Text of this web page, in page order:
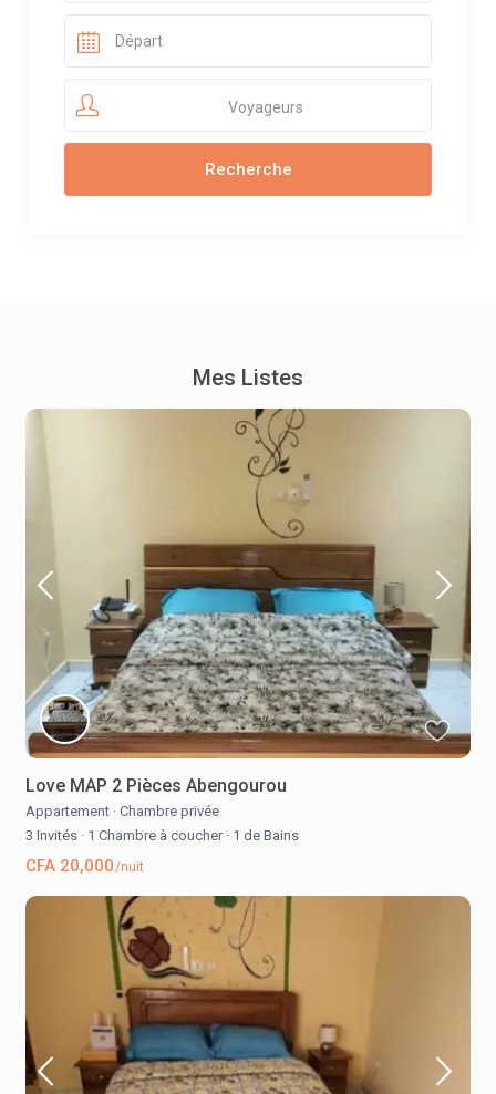
Voyageurs
Mes Listes
Love MAP 2 Pièces Abengourou
Appartement · Chambre privée
3 Invités · 1 Chambre à coucher · 1 de Bains
CFA 20,000/nuit